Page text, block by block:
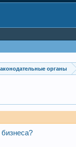
органы